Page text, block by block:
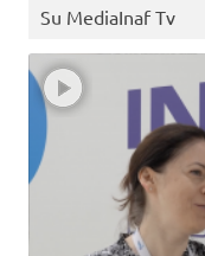
Su MediaInaf Tv